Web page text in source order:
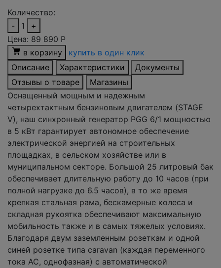
Количество:
-
1
+
Цена: 89 890 Р
в корзину
купить в один клик
Описание
Характеристики
Документы
Отзывы о товаре
Магазины
Оснащенный мощным и надежным
четырехтактным бензиновым двигателем (STAGE
V), наш синхронный генератор PGG 6/1 мощностью
в 5 кВт гарантирует автономное обеспечение
электрической энергией на строительных
площадках, в сельском хозяйстве или в
муниципальном секторе. Большой 25 литровый бак
обеспечивает длительную работу до 10 часов (при
полной нагрузке до 6.5 часов), в то же время
крепкая стальная рама, бескамерные колеса и
складная рукоятка обеспечивают максимальную
мобильность также и в самых тяжелых условиях.
Благодаря двум заземленным розеткам и одной
синей розетке типа caravan (каждая переменного
тока AC, однофазная) с автоматической